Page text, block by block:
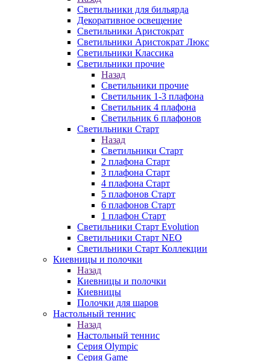
Светильники для бильярда
Декоративное освещение
Светильники Аристократ
Светильники Аристократ Люкс
Светильники Классика
Светильники прочие
Назад
Светильники прочие
Светильник 1-3 плафона
Светильник 4 плафона
Светильник 6 плафонов
Светильники Старт
Назад
Светильники Старт
2 плафона Старт
3 плафона Старт
4 плафона Старт
5 плафонов Старт
6 плафонов Старт
1 плафон Старт
Светильники Старт Evolution
Светильники Старт NEO
Светильники Старт Коллекции
Киевницы и полочки
Назад
Киевницы и полочки
Киевницы
Полочки для шаров
Настольный теннис
Назад
Настольный теннис
Серия Olympic
Серия Game